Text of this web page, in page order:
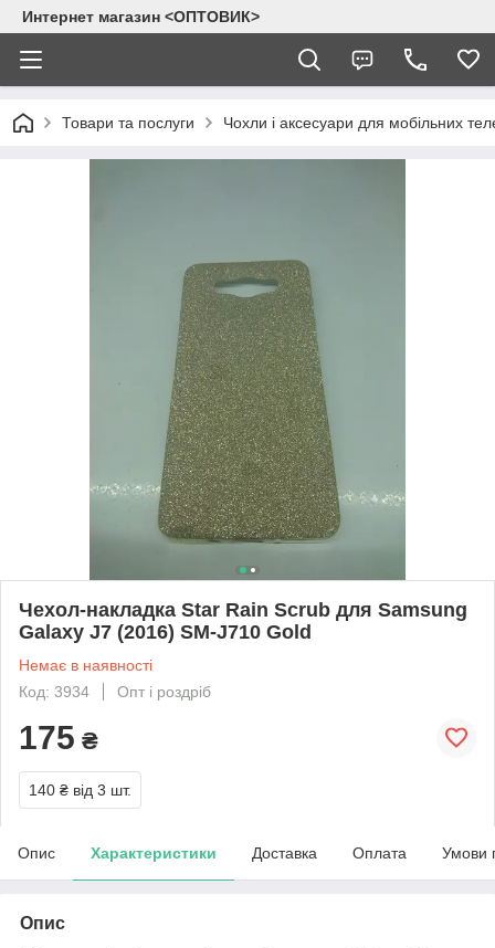
Интернет магазин <ОПТОВИК>
Товари та послуги Чохли і аксесуари для мобільних
Чехол-накладка Star Rain Scrub для Samsung
Galaxy J7 (2016) SM-J710 Gold
Немає в наявності
Код: 3934
Опт і роздріб
175 ₴
140 ₴ від 3 шт.
Опис Характеристики Доставка Оплата Умови
Опис